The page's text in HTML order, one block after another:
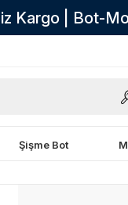
Kargo | Bot-
Şişme Bot